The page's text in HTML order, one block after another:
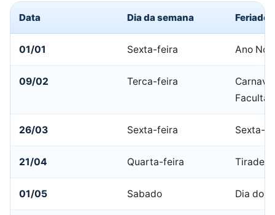
Data Dia da semana Feriado
01/01 Sexta-feira Ano
09/02 Terca-feira
26/03 Sexta-feira Sexta-
21/04 Quarta-feira
01/05 Sabado Dia do